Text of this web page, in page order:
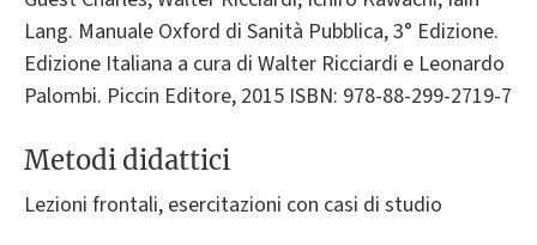
Lang. Manuale Oxford di Sanità Pubblica, 3° Edizione.
Edizione Italiana a cura di Walter Ricciardi e Leonardo
Palombi. Piccin Editore, 2015 ISBN: 978-88-299-2719-7
Metodi didattici
Lezioni frontali, esercitazioni con casi di studio